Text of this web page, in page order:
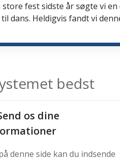
store fest sidste år søgte vi
dans. Heldigvis fandt vi
bedst
os dine
denne side kan du indsende